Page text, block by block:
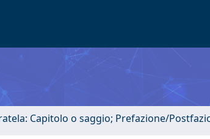
Capitolo o saggio; Prefazione/